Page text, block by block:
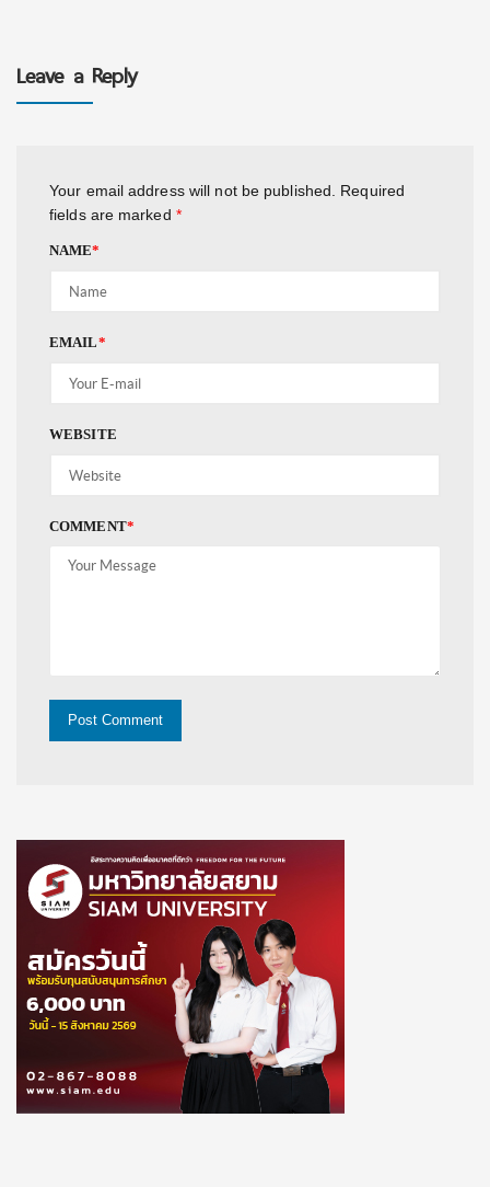
Leave a Reply
Your email address will not be published.
Required
fields are marked *
NAME*
EMAIL*
WEBSITE
COMMENT*